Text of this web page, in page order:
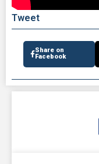
Tweet
Share on
Facebook